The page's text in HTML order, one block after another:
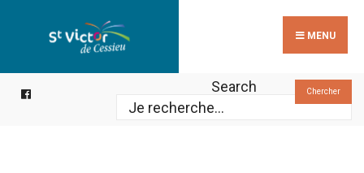
MENU
Search Chercher
for: